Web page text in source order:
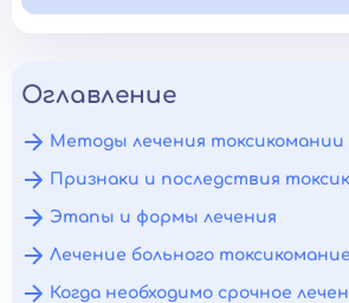
Оглавление
Методы лечения токсикомании
Признаки и последствия
Этапы и формы лечения
Лечение больного
Когда необходимо срочное